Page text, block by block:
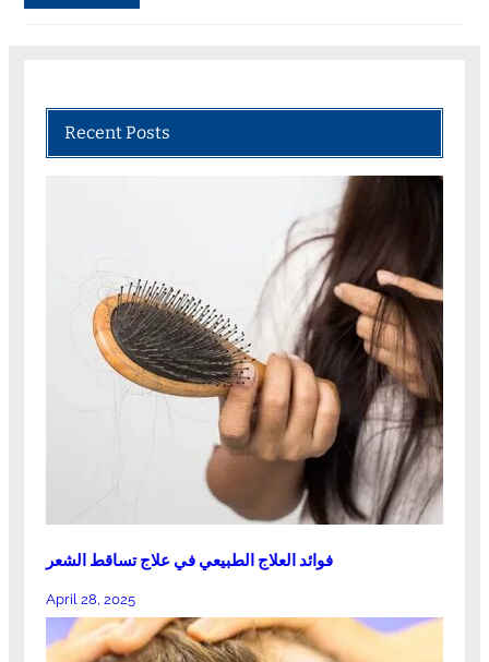
Recent Posts
فوائد العلاج الطبيعي في علاج تساقط الشعر
April 28, 2025